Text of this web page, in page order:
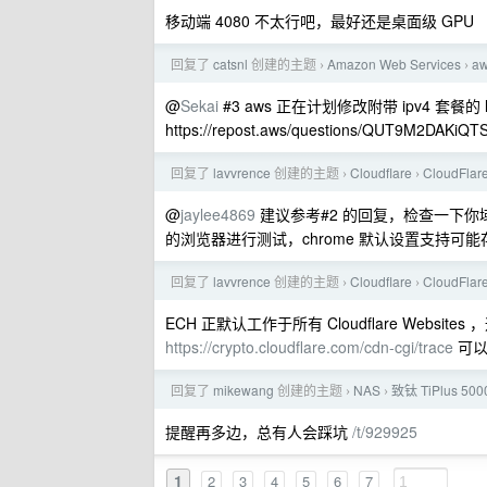
移动端 4080 不太行吧，最好还是桌面级 GPU
回复了 catsnl 创建的主题 › Amazon Web Services ›
@Sekai #3 aws 正在计划修改附带 ipv4 套餐
https://repost.aws/questions/
回复了 lavvrence 创建的主题 › Cloudflare ›
@jaylee4869 建议参考#2 的回复，检查一下
的浏览器进行测试，chrome 默认设置支持可能
回复了 lavvrence 创建的主题 › Cloudflare ›
ECH 正默认工作于所有 Cloudflare Websites
https://crypto.cloudflare.com/cdn-cgi/trace 可
回复了 mikewang 创建的主题 › NAS › 致钛 TiPlus
提醒再多边，总有人会踩坑 /t/929925
1 2 3 4 5 6 7